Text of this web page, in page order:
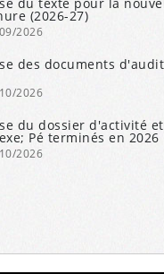
(2026-27)
2026
des documents
2026
du dossier d'activité
Pé terminés en 2026
2026